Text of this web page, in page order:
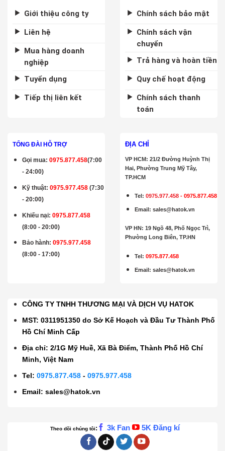
Giới thiệu công ty
Liên hệ
Mua hàng doanh
nghiệp
Tuyển dụng
Tiếp thị liên kết
Chính sách bảo mật
Chính sách vận
chuyển
Trả hàng và hoàn tiền
Quy chế hoạt động
Chính sách thanh
toán
TỔNG ĐÀI HỖ TRỢ
Gọi mua:0975.877.458(7:00
- 24:00)
Kỹ thuật:0975.977.458 (7:30
- 20:00)
Khiếu nại: 0975.877.458
(8:00 - 20:00)
Bảo hành:0975.977.458
(8:00 - 17:00)
ĐỊA CHỈ
VP HCM: 21/2 Đường Huỳnh Thị
Hai, Phường Trung Mỹ Tây,
TP.HCM
Tel:0975.977.458 -0975.877.458
Email:sales@hatok.vn
VP HN: 19 Ngõ 48, Phố Ngọc Trì,
Phường Long Biên, TP.HN
Tel: 0975.877.458
Email:sales@hatok.vn
CÔNG TY TNHH THƯƠNG MẠI VÀ DỊCH VỤ HATOK
MST: 0311951350 do Sở Kế Hoạch và Đầu Tư Thành Phố
Hồ Chí Minh Cấp
Địa chỉ: 2/1G Mỹ Huề, Xã Bà Điểm, Thành Phố Hồ Chí
Minh, Việt Nam
Tel:0975.877.458 -0975.977.458
Email:sales@hatok.vn
Theo dõi chúng tôi: 3k Fan 5K Đăng kí